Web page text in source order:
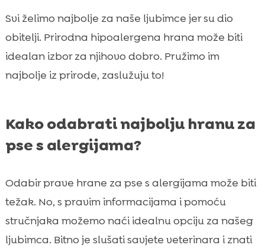
Svi želimo najbolje za naše ljubimce jer su dio
obitelji. Prirodna hipoalergena hrana može biti
idealan izbor za njihovo dobro. Pružimo im
najbolje iz prirode, zaslužuju to!
Kako odabrati najbolju hranu za
pse s alergijama?
Odabir prave hrane za pse s alergijama može biti
težak. No, s pravim informacijama i pomoću
stručnjaka možemo naći idealnu opciju za našeg
ljubimca. Bitno je slušati savjete veterinara i znati